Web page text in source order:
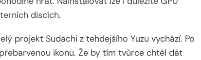
discích.
projekt Sudachi z tehdejšího Yuzu vychází. Po
ikonu. Že by tím tvůrce chtěl dát